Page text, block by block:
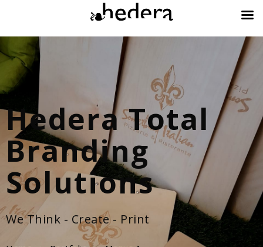
Hedera Total
Branding
Solutions
We Think - Create - Print